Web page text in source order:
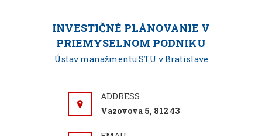
INVESTIČNÉ PLÁNOVANIE V
PRIEMYSELNOM PODNIKU
Ústav manažmentu STU v Bratislave
Vazovova 5, 812 43